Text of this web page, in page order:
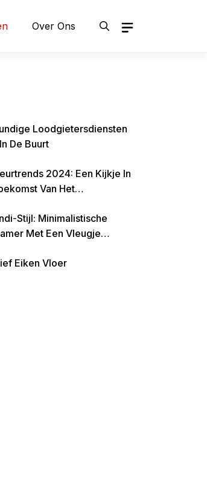
Over Ons
Loodgietersdiensten
De Buurt
2024: Een Kijkje In
Van Het
Stijl: Minimalistische
Met Een Vleugje
Eiken Vloer